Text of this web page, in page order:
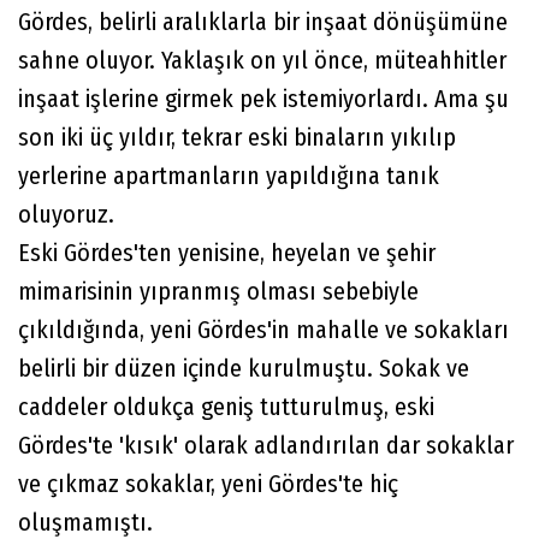
Gördes, belirli aralıklarla bir inşaat dönüşümüne
sahne oluyor. Yaklaşık on yıl önce, müteahhitler
inşaat işlerine girmek pek istemiyorlardı. Ama şu
son iki üç yıldır, tekrar eski binaların yıkılıp
yerlerine apartmanların yapıldığına tanık
oluyoruz.
Eski Gördes'ten yenisine, heyelan ve şehir
mimarisinin yıpranmış olması sebebiyle
çıkıldığında, yeni Gördes'in mahalle ve sokakları
belirli bir düzen içinde kurulmuştu. Sokak ve
caddeler oldukça geniş tutturulmuş, eski
Gördes'te 'kısık' olarak adlandırılan dar sokaklar
ve çıkmaz sokaklar, yeni Gördes'te hiç
oluşmamıştı.